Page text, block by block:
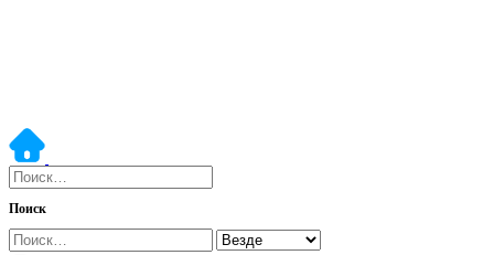
Поиск